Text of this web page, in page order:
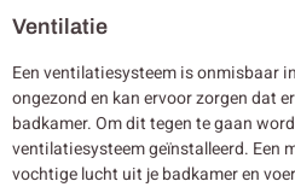
Ventilatie
Een ventilatiesysteem is onmisbaar
ongezond en kan ervoor zorgen dat
badkamer. Om dit tegen te gaan
ventilatiesysteem geïnstalleerd. Een
vochtige lucht uit je badkamer en